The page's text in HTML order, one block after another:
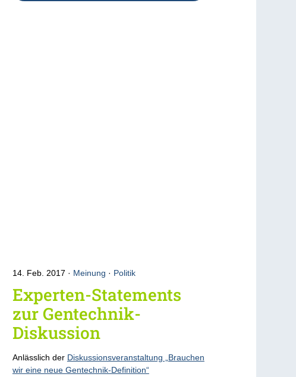
14. Feb. 2017 Meinung · Politik
Experten-Statements
zur Gentechnik-
Diskussion
Anlässlich der Diskussionsveranstaltung „Brauchen
wir eine neue Gentechnik-Definition“